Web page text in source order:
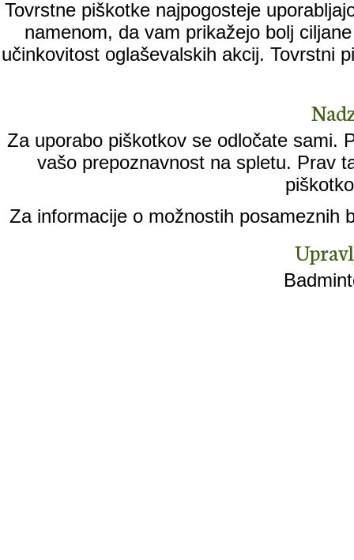
Tovrstne piškotke najpogosteje
namenom, da vam prikažejo bolj
učinkovitost oglaševalskih akcij. Tovrstni
Za uporabo piškotkov se odločate sami.
vašo prepoznavnost na spletu. Prav
Za informacije o možnostih posameznih